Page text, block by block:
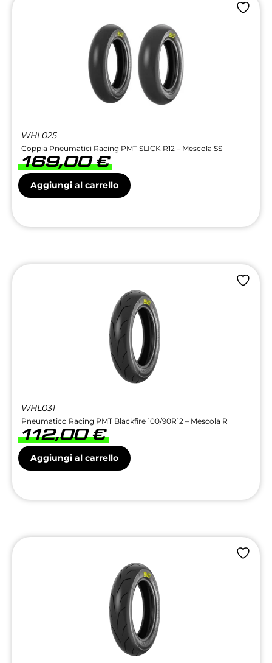
WHL025
Coppia Pneumatici Racing PMT SLICK R12 – Mescola SS
169,00€
Aggiungi al carrello
WHL031
Pneumatico Racing PMT Blackfire 100/90R12 – Mescola R
112,00€
Aggiungi al carrello